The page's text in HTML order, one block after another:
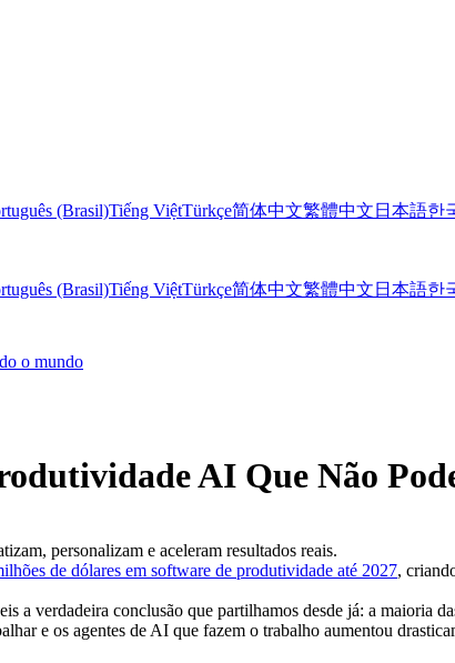
(Brasil)Tiếng ViệtTürkçe简体中文繁體中文 日本語한
(Brasil)Tiếng ViệtTürkçe简体中文繁體中文 日本語한
o mundo
AI Que Não
personalizam e aceleram resultados reais.
de dólares em software de produtividade até 2027,
a verdadeira conclusão que partilhamos desde já: a maioria
e os agentes de AI que fazem o trabalho aumentou